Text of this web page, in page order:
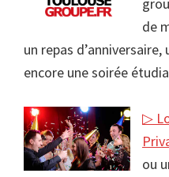
de
un repas
encore une soirée
▷
ou